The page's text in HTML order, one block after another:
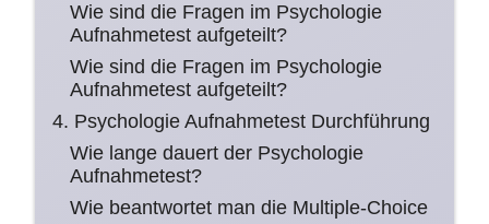
Wie sind die Fragen im Psychologie
Aufnahmetest aufgeteilt?
Wie sind die Fragen im Psychologie
Aufnahmetest aufgeteilt?
4. Psychologie Aufnahmetest Durchführung
Wie lange dauert der Psychologie
Aufnahmetest?
Wie beantwortet man die Multiple-Choice